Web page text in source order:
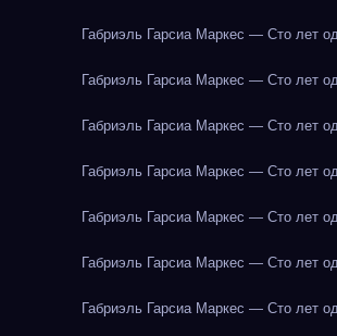
Габриэль Гарсиа Маркес — Сто лет
Габриэль Гарсиа Маркес — Сто лет
Габриэль Гарсиа Маркес — Сто лет
Габриэль Гарсиа Маркес — Сто лет
Габриэль Гарсиа Маркес — Сто лет
Габриэль Гарсиа Маркес — Сто лет
Габриэль Гарсиа Маркес — Сто лет